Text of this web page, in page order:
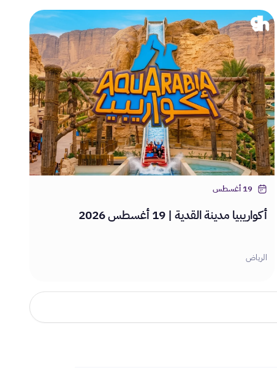
19 أغسطس
أكواريبيا مدينة القدية | 19 أغسطس 2026
الرياض